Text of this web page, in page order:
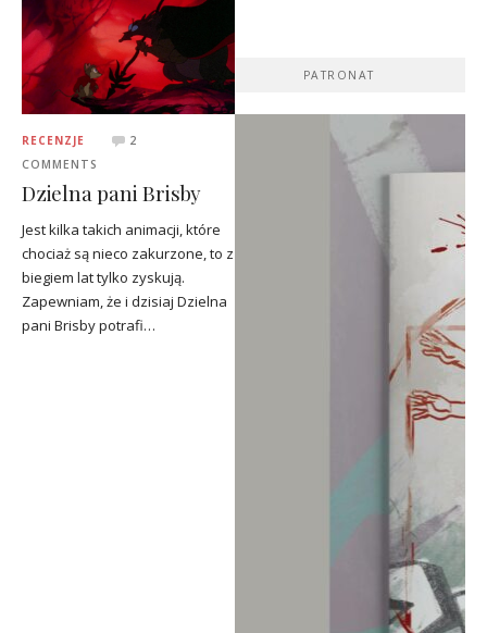
RECENZJE
2
COMMENTS
Dzielna pani Brisby
Jest kilka takich animacji, które
chociaż są nieco zakurzone, to z
biegiem lat tylko zyskują.
Zapewniam, że i dzisiaj Dzielna
pani Brisby potrafi…
PATRONAT